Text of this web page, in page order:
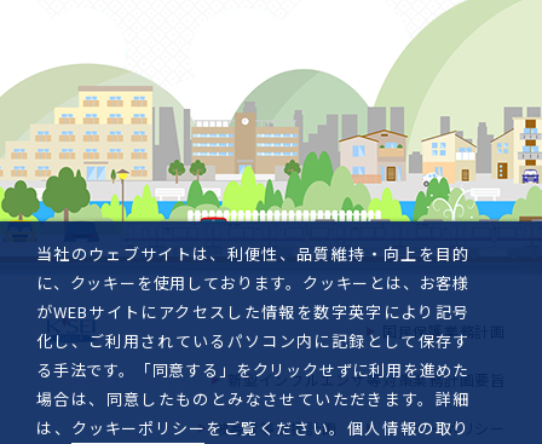
国民保護業務計画
新型インフルエンザ等対策業務計画要旨
被害者等支援計画 クッキーポリシー
当社のウェブサイトは、利便性、品質維持・向上を目的
に、クッキーを使用しております。クッキーとは、お客様
がWEBサイトにアクセスした情報を数字英字により記号
化し、ご利用されているパソコン内に記録として保存す
る手法です。「同意する」をクリックせずに利用を進めた
場合は、同意したものとみなさせていただきます。詳細
は、 クッキーポリシー をご覧ください。個人情報の取り